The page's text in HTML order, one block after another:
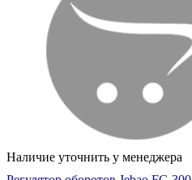
Наличие уточнить у менеджера